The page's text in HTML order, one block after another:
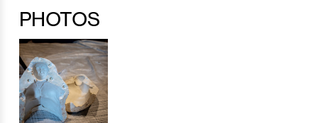
PHOTOS